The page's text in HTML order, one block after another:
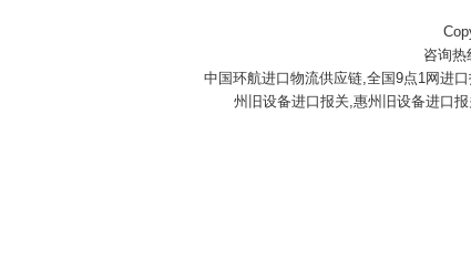
咨询热
中国环航进口物流供应链,全国9点1网进
州旧设备进口报关,惠州旧设备进口